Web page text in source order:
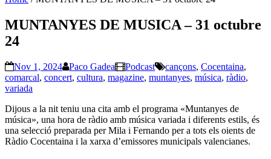
MUNTANYES DE MUSICA – 31 octubre
24
Nov 1, 2024 Paco Gadea Podcast cançons, Cocentaina,
comarcal, concert, cultura, magazine, muntanyes, música, ràdio,
variada
Dijous a la nit teniu una cita amb el programa «Muntanyes de
música», una hora de ràdio amb música variada i diferents estils, és
una selecció preparada per Mila i Fernando per a tots els oients de
Ràdio Cocentaina i la xarxa d’emissores municipals valencianes.